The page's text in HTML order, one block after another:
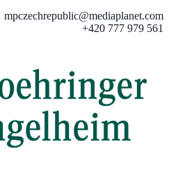
mpczechrepublic@mediaplanet.com
+420 777 979 561